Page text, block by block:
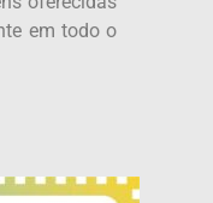
em todo o